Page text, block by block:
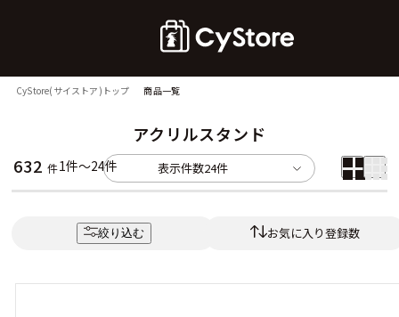
CyStore(サイストア)トップ 商品一覧
アクリルスタンド
632 件1件～24件 表示件数24件
絞り込む お気に入り登録数